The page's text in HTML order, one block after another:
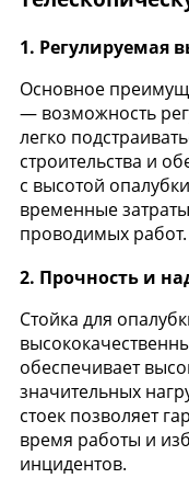
1. Регулируемая
Основное
— возможность
легко
строительства и
с высотой
временные
проводимых работ.
2. Прочность и
Стойка для
обеспечивает
значительных
стоек позволяет
время работы и
инцидентов.